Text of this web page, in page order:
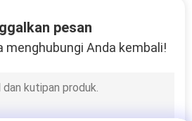
Loader
pesan
menghubungi Anda kembali!